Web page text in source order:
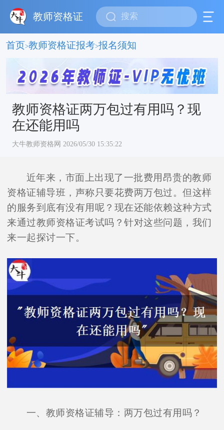
教师资格证
首页>教师资格证报考>报名须知
教师资格证两万包过有用吗？现
在还能用吗
大牛教师资格网 2026/05/30 15:35:22
近年来，市面上出现了一批费用昂贵的教师
资格证辅导班，声称只要花费两万包过。但这样
的服务到底有没有用呢？现在还能依赖这种方式
来通过教师资格证考试吗？针对这些问题，我们
来一起探讨一下。
一、教师资格证辅导：两万包过有用吗？